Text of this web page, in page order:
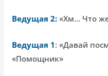
Ведущая 2: «Хм… Что
Ведущая 1: «Давай
«Помощник»